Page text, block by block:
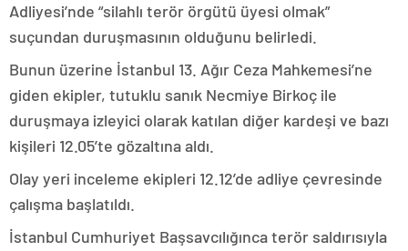
Adliyesi’nde “silahlı terör örgütü üyesi olmak”
suçundan duruşmasının olduğunu belirledi.
Bunun üzerine İstanbul 13. Ağır Ceza Mahkemesi’ne
giden ekipler, tutuklu sanık Necmiye Birkoç ile
duruşmaya izleyici olarak katılan diğer kardeşi ve bazı
kişileri 12.05’te gözaltına aldı.
Olay yeri inceleme ekipleri 12.12’de adliye çevresinde
çalışma başlatıldı.
İstanbul Cumhuriyet Başsavcılığınca terör saldırısıyla